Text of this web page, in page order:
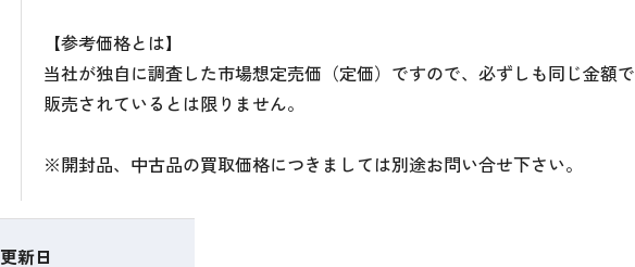
【参考価格とは】
当社が独自に調査した市場想定売価（定価）ですので、必ずしも同じ金額で
販売されているとは限りません。
※開封品、中古品の買取価格につきましては別途お問い合せ下さい。
更新日